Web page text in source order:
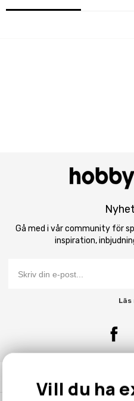
Gå med i vår community för
inspiration,
Läs
Vill du ha